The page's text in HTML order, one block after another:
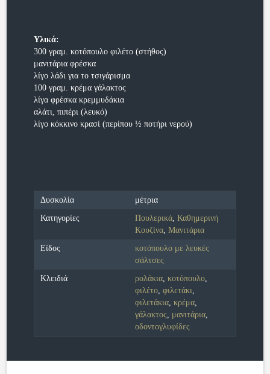
Υλικά:
300 γραμ. κοτόπουλο φιλέτο (στήθος)
μανιτάρια φρέσκα
λίγο λάδι για το τσιγάρισμα
100 γραμ. κρέμα γάλακτος
λίγα φρέσκα κρεμμυδάκια
αλάτι, πιπέρι (λευκό)
λίγο κόκκινο κρασί (περίπου ½ ποτήρι νερού)
Δυσκολία
μέτρια
Κατηγορίες
Πουλερικά, Καθημερινή
Κουζίνα, Μανιτάρια
Είδος
κοτόπουλο με λευκές
σάλτσες
Κλειδιά
ρολάκια, κοτόπουλο,
φιλέτο, φιλετάκι,
φιλετάκια, κρέμα,
γάλακτος, μανιτάρια,
οδοντογλυφίδες